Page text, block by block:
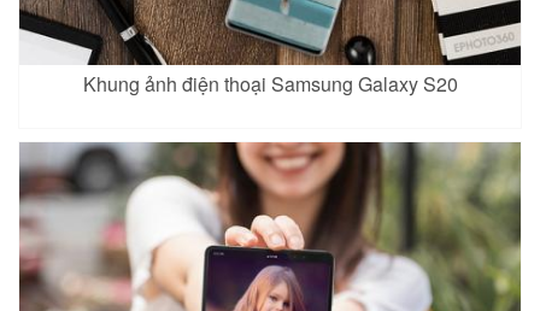
Khung ảnh điện thoại Samsung Galaxy S20